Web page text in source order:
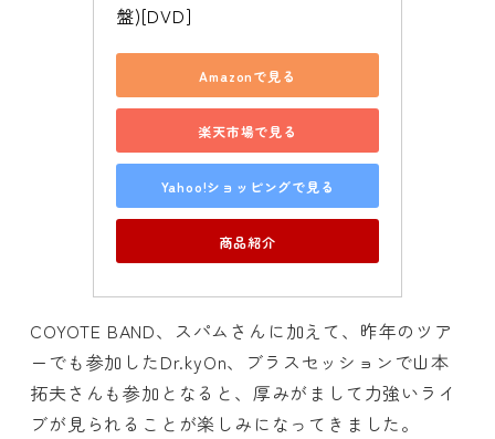
盤)[DVD]
Amazonで見る
楽天市場で見る
Yahoo!ショッピングで見る
商品紹介
COYOTE BAND、スパムさんに加えて、昨年のツア
ーでも参加したDr.kyOn、ブラスセッションで山本
拓夫さんも参加となると、厚みがまして力強いライ
ブが見られることが楽しみになってきました。